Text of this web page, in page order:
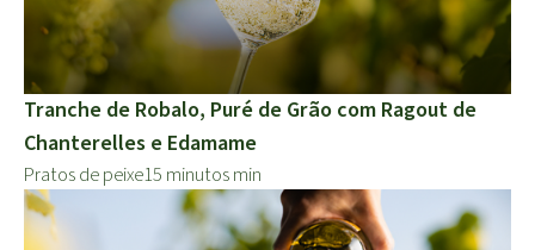
Tranche de Robalo, Puré de Grão com Ragout de
Chanterelles e Edamame
Pratos de peixe15 minutos min